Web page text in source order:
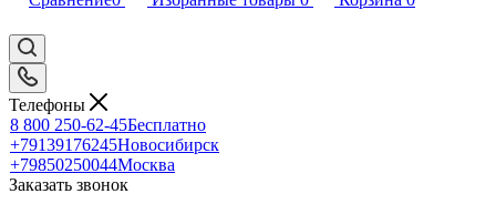
Телефоны
8 800 250-62-45Бесплатно
+79139176245Новосибирск
+79850250044Москва
Заказать звонок